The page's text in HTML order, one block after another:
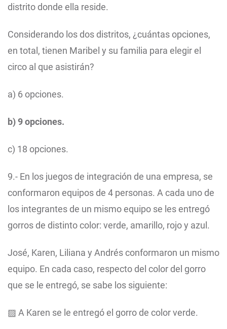
distrito donde ella reside.
Considerando los dos distritos, ¿cuántas opciones,
en total, tienen Maribel y su familia para elegir el
circo al que asistirán?
a) 6 opciones.
b) 9 opciones.
c) 18 opciones.
9.- En los juegos de integración de una empresa, se
conformaron equipos de 4 personas. A cada uno de
los integrantes de un mismo equipo se les entregó
gorros de distinto color: verde, amarillo, rojo y azul.
José, Karen, Liliana y Andrés conformaron un mismo
equipo. En cada caso, respecto del color del gorro
que se le entregó, se sabe los siguiente:
▨ A Karen se le entregó el gorro de color verde.